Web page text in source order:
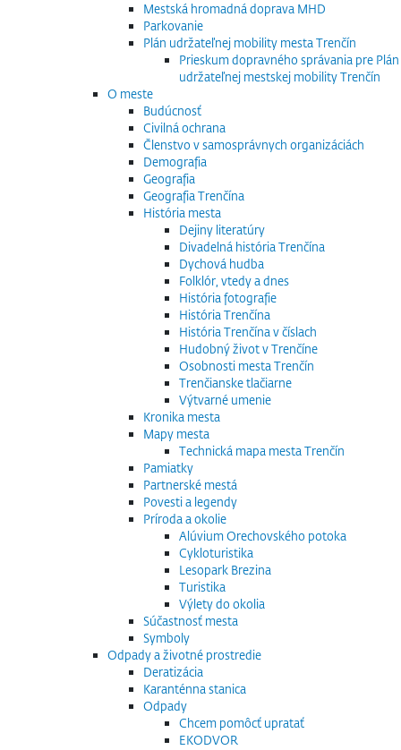
Mestská hromadná doprava MHD
Parkovanie
Plán udržateľnej mobility mesta Trenčín
Prieskum dopravného správania pre Plán
udržateľnej mestskej mobility Trenčín
O meste
Budúcnosť
Civilná ochrana
Členstvo v samosprávnych organizáciách
Demografia
Geografia
Geografia Trenčína
História mesta
Dejiny literatúry
Divadelná história Trenčína
Dychová hudba
Folklór, vtedy a dnes
História fotografie
História Trenčína
História Trenčína v číslach
Hudobný život v Trenčíne
Osobnosti mesta Trenčín
Trenčianske tlačiarne
Výtvarné umenie
Kronika mesta
Mapy mesta
Technická mapa mesta Trenčín
Pamiatky
Partnerské mestá
Povesti a legendy
Príroda a okolie
Alúvium Orechovského potoka
Cykloturistika
Lesopark Brezina
Turistika
Výlety do okolia
Súčastnosť mesta
Symboly
Odpady a životné prostredie
Deratizácia
Karanténna stanica
Odpady
Chcem pomôcť upratať
EKODVOR